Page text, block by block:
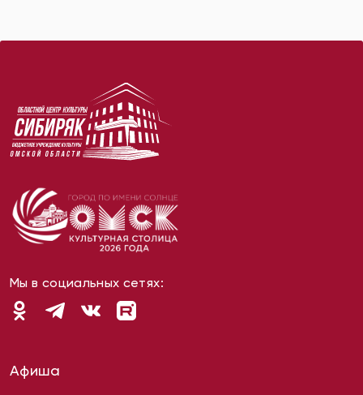
Мы в социальных сетях:
Афиша